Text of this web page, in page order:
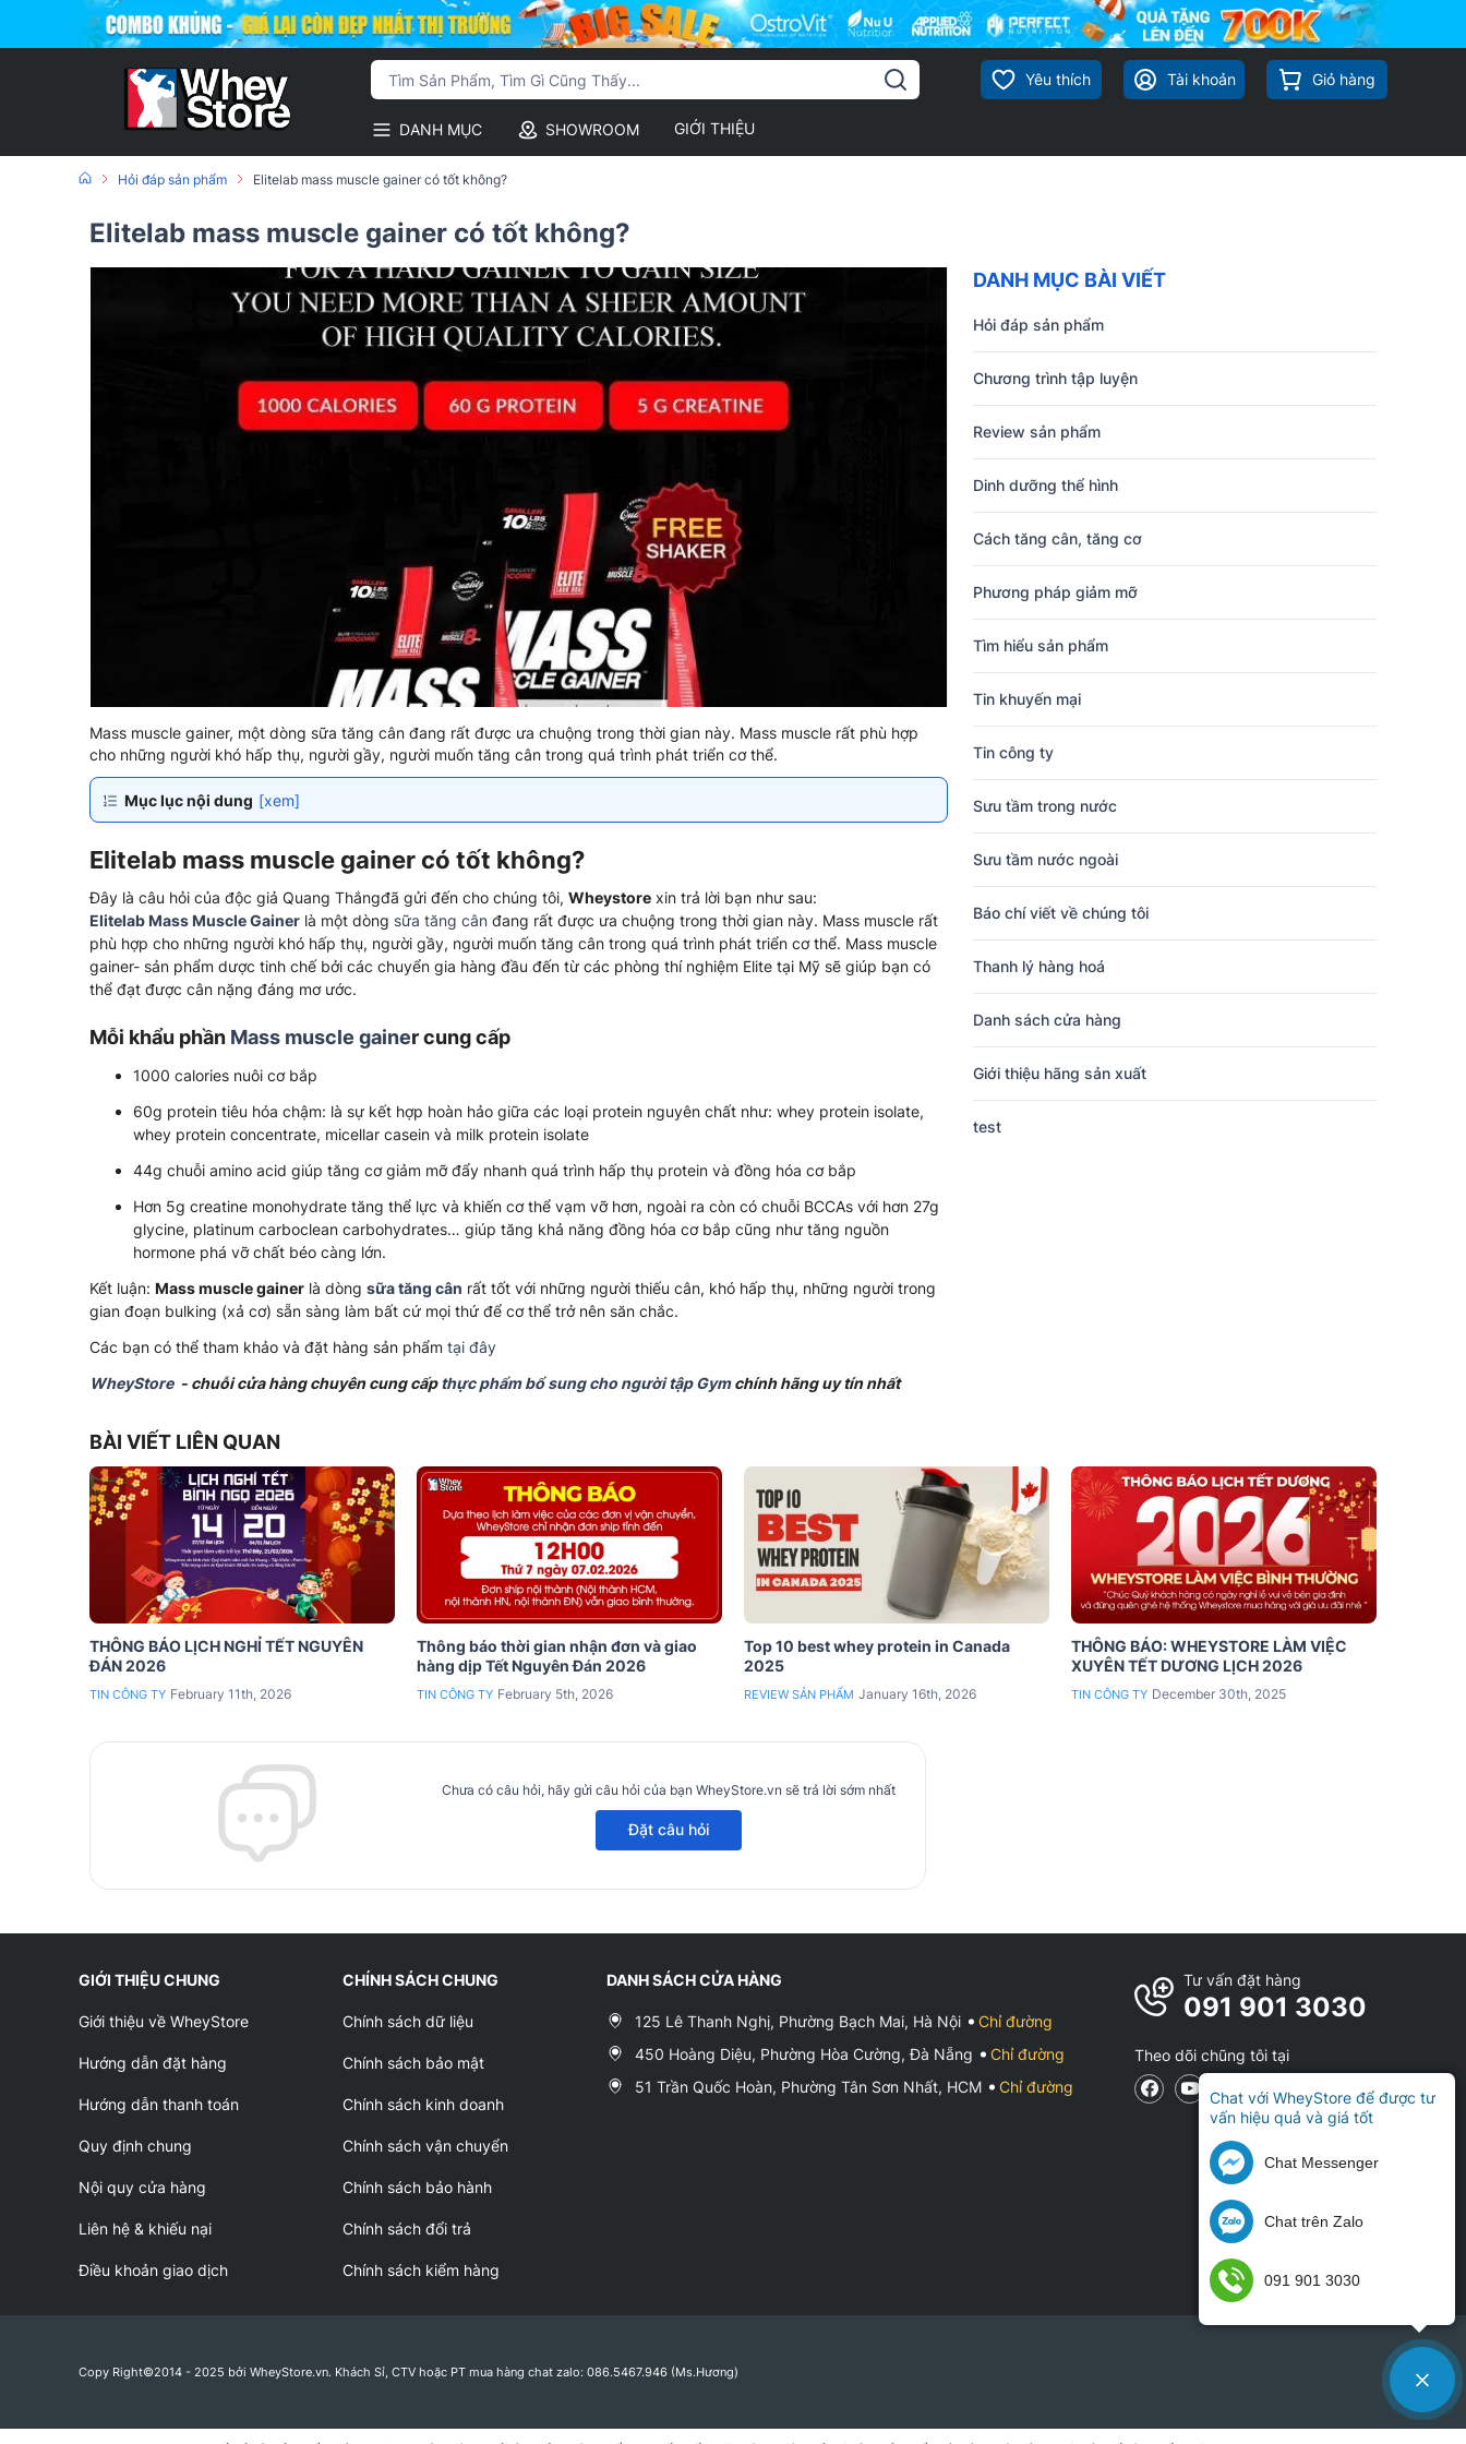
Yêu thích Tài khoản Giỏ hàng
DANH MỤC SHOWROOM GIỚI THIỆU
Hỏi đáp sản phẩm Elitelab mass muscle gainer có tốt không?
Elitelab mass muscle gainer có tốt không?
Mass muscle gainer, một dòng sữa tăng cân đang rất được ưa chuộng trong thời gian này. Mass muscle rất phù hợp
cho những người khó hấp thụ, người gầy, người muốn tăng cân trong quá trình phát triển cơ thể.
Mục lục nội dung [xem]
Elitelab mass muscle gainer có tốt không?
Đây là câu hỏi của độc giả Quang Thắngđã gửi đến cho chúng tôi, Wheystore xin trả lời bạn như sau:
Elitelab Mass Muscle Gainer là một dòng sữa tăng cân đang rất được ưa chuộng trong thời gian này. Mass muscle rất
phù hợp cho những người khó hấp thụ, người gầy, người muốn tăng cân trong quá trình phát triển cơ thể. Mass muscle
gainer- sản phẩm dược tinh chế bởi các chuyển gia hàng đầu đến từ các phòng thí nghiệm Elite tại Mỹ sẽ giúp bạn có
thể đạt được cân nặng đáng mơ ước.
Mỗi khẩu phần Mass muscle gainer cung cấp
1000 calories nuôi cơ bắp
60g protein tiêu hóa chậm: là sự kết hợp hoàn hảo giữa các loại protein nguyên chất như: whey protein isolate,
whey protein concentrate, micellar casein và milk protein isolate
44g chuỗi amino acid giúp tăng cơ giảm mỡ đẩy nhanh quá trình hấp thụ protein và đồng hóa cơ bắp
Hơn 5g creatine monohydrate tăng thể lực và khiến cơ thể vạm vỡ hơn, ngoài ra còn có chuỗi BCCAs với hơn 27g
glycine, platinum carboclean carbohydrates… giúp tăng khả năng đồng hóa cơ bắp cũng như tăng nguồn
hormone phá vỡ chất béo càng lớn.
Kết luận: Mass muscle gainer là dòng sữa tăng cân rất tốt với những người thiếu cân, khó hấp thụ, những người trong
gian đoạn bulking (xả cơ) sẵn sàng làm bất cứ mọi thứ để cơ thể trở nên săn chắc.
Các bạn có thể tham khảo và đặt hàng sản phẩm tại đây
WheyStore - chuỗi cửa hàng chuyên cung cấpthực phẩm bổ sung cho người tập Gym chính hãng uy tín nhất
DANH MỤC BÀI VIẾT
Hỏi đáp sản phẩm
Chương trình tập luyện
Review sản phẩm
Dinh dưỡng thể hình
Cách tăng cân, tăng cơ
Phương pháp giảm mỡ
Tìm hiểu sản phẩm
Tin khuyến mại
Tin công ty
Sưu tầm trong nước
Sưu tầm nước ngoài
Báo chí viết về chúng tôi
Thanh lý hàng hoá
Danh sách cửa hàng
Giới thiệu hãng sản xuất
test
BÀI VIẾT LIÊN QUAN
THÔNG BÁO LỊCH NGHỈ TẾT NGUYÊN
ĐÁN 2026
TIN CÔNG TY February 11th, 2026
Thông báo thời gian nhận đơn và giao
hàng dịp Tết Nguyên Đán 2026
TIN CÔNG TY February 5th, 2026
Top 10 best whey protein in Canada
2025
REVIEW SẢN PHẨM January 16th, 2026
THÔNG BÁO: WHEYSTORE LÀM VIỆC
XUYÊN TẾT DƯƠNG LỊCH 2026
TIN CÔNG TY December 30th, 2025
Chưa có câu hỏi, hãy gửi câu hỏi của bạn WheyStore.vn sẽ trả lời sớm nhất
Đặt câu hỏi
GIỚI THIỆU CHUNG
Giới thiệu về WheyStore
Hướng dẫn đặt hàng
Hướng dẫn thanh toán
Quy định chung
Nội quy cửa hàng
Liên hệ & khiếu nại
Điều khoản giao dịch
CHÍNH SÁCH CHUNG
Chính sách dữ liệu
Chính sách bảo mật
Chính sách kinh doanh
Chính sách vận chuyển
Chính sách bảo hành
Chính sách đổi trả
Chính sách kiểm hàng
DANH SÁCH CỬA HÀNG
125 Lê Thanh Nghị, Phường Bạch Mai, Hà Nội
Chỉ đường
450 Hoàng Diệu, Phường Hòa Cường, Đà Nẵng
Chỉ đường
51 Trần Quốc Hoàn, Phường Tân Sơn Nhất, HCM
Chỉ đường
Tư vấn đặt hàng
091 901 3030
Theo dõi chũng tôi tại
Copy Right©2014 - 2025 bởi WheyStore.vn. Khách Sỉ, CTV hoặc PT mua hàng chat zalo: 086.5467.946 (Ms.Hương)
Chat với WheyStore để được tư
vấn hiệu quả và giá tốt
Chat Messenger
Chat trên Zalo
091 901 3030